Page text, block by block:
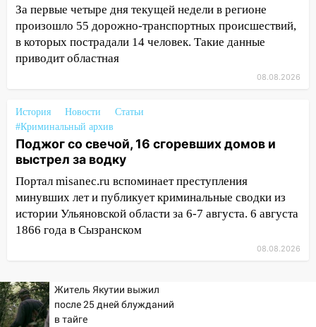
05:18 Судьба готовит сюрприз: гороскоп
на 8 августа — кому повезет с
деньгами, а кого ждет неожиданная
встреча
В Ульяновской области объявили
07.08.2026
20:40 Ульяновские аграрии смогут
купить тракторы с отсрочкой платежа
до декабря
19:34 В следственном управлении
состоялось торжественное
мероприятие, приуроченное к
празднованию Дня сотрудника органов
19:30
Ульяновцев приглашают
поддержать «Симбирскую чебурашку»
на фестивале «ФормАРТ»
За первые четыре дня текущей недели в регионе
произошло 55 дорожно-транспортных происшествий,
в которых пострадали 14 человек. Такие данные
приводит областная
08.08.2026
История Новости
Статьи
#Криминальный архив
Поджог со свечой, 16 сгоревших домов и
выстрел за водку
Портал misanec.ru вспоминает преступления
минувших лет и публикует криминальные сводки из
истории Ульяновской области за 6-7 августа. 6 августа
1866 года в Сызранском
08.08.2026
Житель Якутии выжил
после 25 дней блужданий
в тайге